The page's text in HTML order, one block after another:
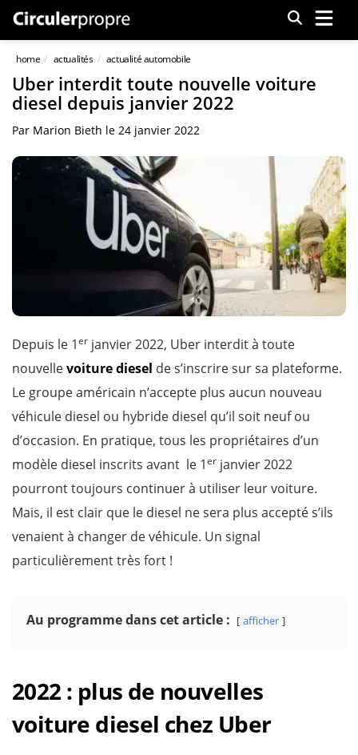
Menu
home actualités actualité automobile
Uber interdit toute nouvelle voiture
diesel depuis janvier 2022
Par Marion Bieth le 24 janvier 2022
Depuis le 1er janvier 2022, Uber interdit à toute
nouvellevoiture diesel de s’inscrire sur sa plateforme.
Le groupe américain n’accepte plus aucun nouveau
véhicule diesel ou hybride diesel qu’il soit neuf ou
d’occasion. En pratique, tous les propriétaires d’un
modèle diesel inscrits avant le 1er janvier 2022
pourront toujours continuer à utiliser leur voiture.
Mais, il est clair que le diesel ne sera plus accepté s’ils
venaient à changer de véhicule. Un signal
particulièrement très fort !
Au programme dans cet article : afficher
2022 : plus de nouvelles
voiture diesel chez Uber